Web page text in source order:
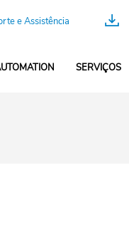
e Assistência
SERVIÇOS